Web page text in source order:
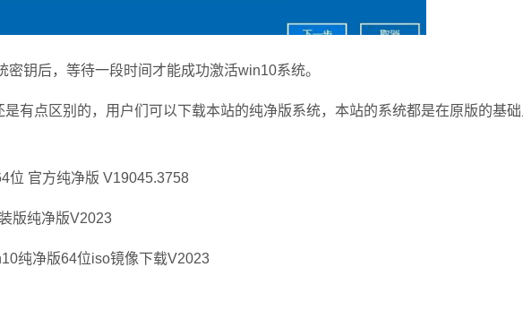
钥后，等待一段时间才能成功激活win10系统。
点区别的，用户们可以下载本站的纯净版系统，本站的系统都是在原版的基
官方纯净版 V19045.3758
版纯净版V2023
纯净版64位iso镜像下载V2023